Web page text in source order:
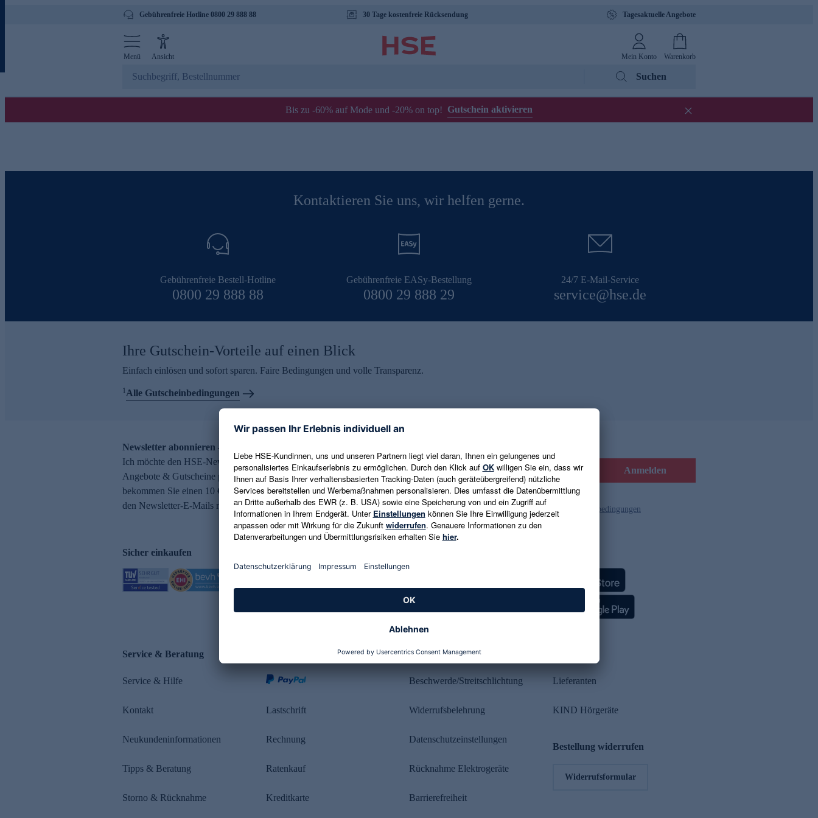
Gebührenfreie Hotline 0800 29 888 88 30 Tage kostenfreie Rücksendung Tagesaktuelle Angebote
Menü Ansicht Mein Konto Warenkorb
Suchen
Bis zu -60% auf Mode und -20% on top! Gutschein aktivieren
Kontaktieren Sie uns, wir helfen gerne.
Gebührenfreie Bestell-Hotline
0800 29 888 88
Gebührenfreie EASy-Bestellung
0800 29 888 29
24/7 E-Mail-Service
service@hse.de
Ihre Gutschein-Vorteile auf einen Blick
Einfach einlösen und sofort sparen. Faire Bedingungen und volle Transparenz.
1Alle Gutscheinbedingungen
Newsletter abonnieren – 10 € Gutschein erhalten
Ich möchte den HSE-Newsletter abonnieren und aktuelle Trends,
Angebote & Gutscheine per E-Mail erhalten. Als Dankeschön
bekommen Sie einen 10 € Gutschein. Eine Abmeldung ist jederzeit in
den Newsletter-E-Mails möglich.
E-Mail-Adresse eingeben Anmelden
Es gelten die Datenschutzrichtlinien und die Gutscheinbedingungen
Sicher einkaufen
Service & Beratung
Service & Hilfe
Kontakt
Neukundeninformationen
Tipps & Beratung
Storno & Rücknahme
Lastschrift
Rechnung
Ratenkauf
Kreditkarte
Rechtliches
Beschwerde/Streitschlichtung
Widerrufsbelehrung
Datenschutzeinstellungen
Rücknahme Elektrogeräte
Barrierefreiheit
Lieferanten
KIND Hörgeräte
Bestellung widerrufen
Widerrufsformular